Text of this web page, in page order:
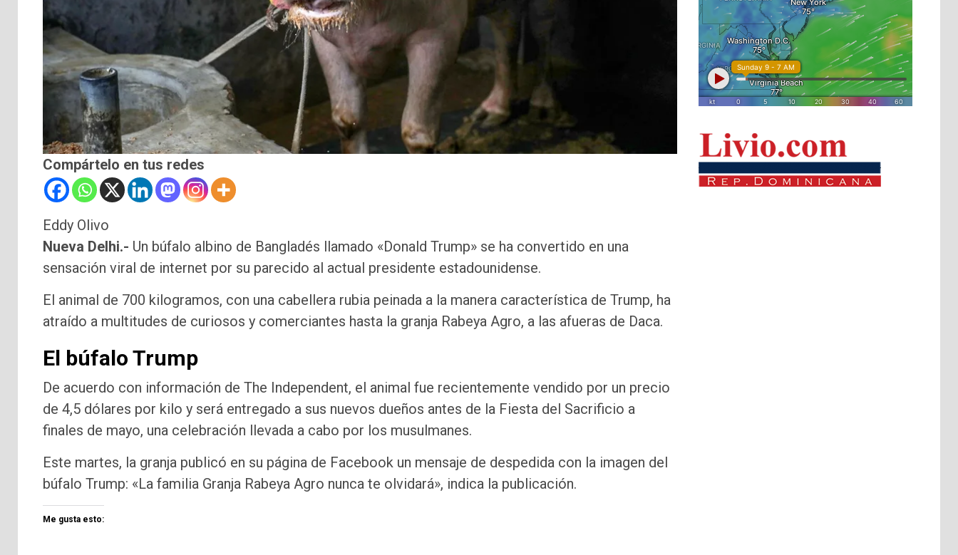
Compártelo en tus redes
Eddy Olivo
Nueva Delhi.- Un búfalo albino de Bangladés llamado «Donald Trump» se ha convertido en una
sensación viral de internet por su parecido al actual presidente estadounidense.
El animal de 700 kilogramos, con una cabellera rubia peinada a la manera característica de Trump, ha
atraído a multitudes de curiosos y comerciantes hasta la granja Rabeya Agro, a las afueras de Daca.
El búfalo Trump
De acuerdo con información de The Independent, el animal fue recientemente vendido por un precio
de 4,5 dólares por kilo y será entregado a sus nuevos dueños antes de la Fiesta del Sacrificio a
finales de mayo, una celebración llevada a cabo por los musulmanes.
Este martes, la granja publicó en su página de Facebook un mensaje de despedida con la imagen del
búfalo Trump: «La familia Granja Rabeya Agro nunca te olvidará», indica la publicación.
Me gusta esto: